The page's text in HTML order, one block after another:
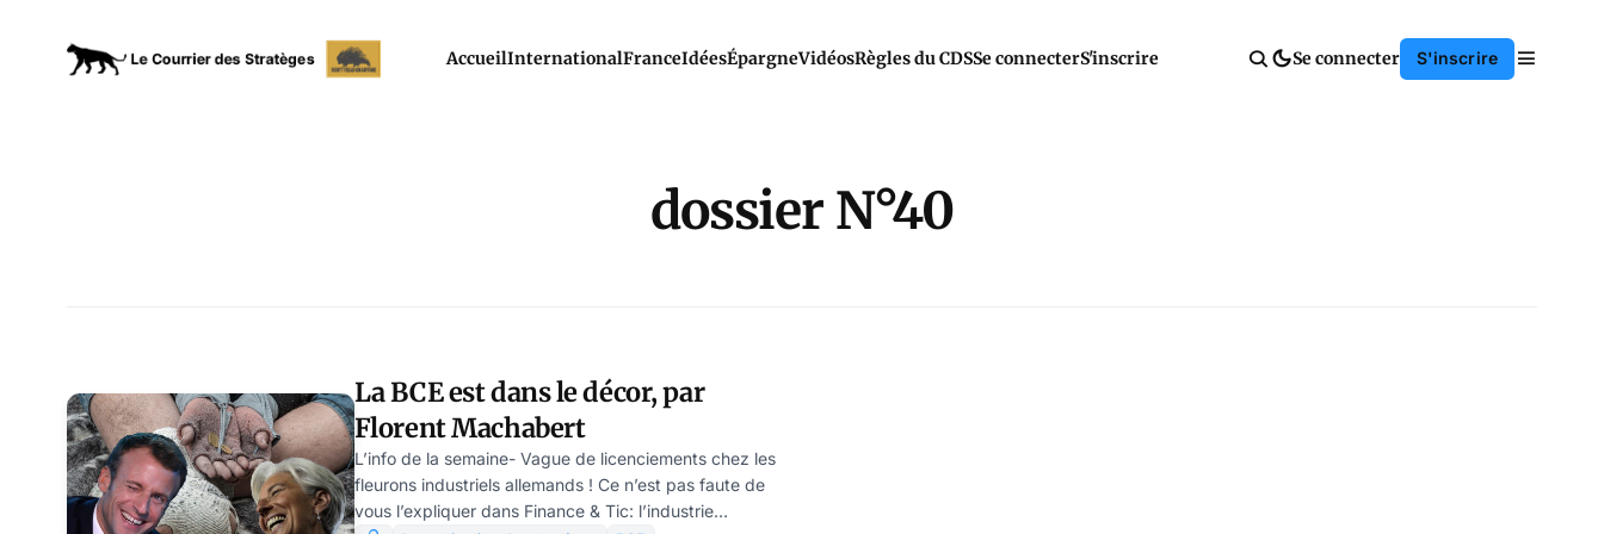
AccueilInternationalFranceIdéesÉpargneVidéosRègles du CDSSe connecterS'inscrire Se connecter S'inscrire
dossier N°40
La BCE est dans le décor, par
Florent Machabert
L’info de la semaine- Vague de licenciements chez les
fleurons industriels allemands ! Ce n’est pas faute de
vous l’expliquer dans Finance & Tic: l’industrie